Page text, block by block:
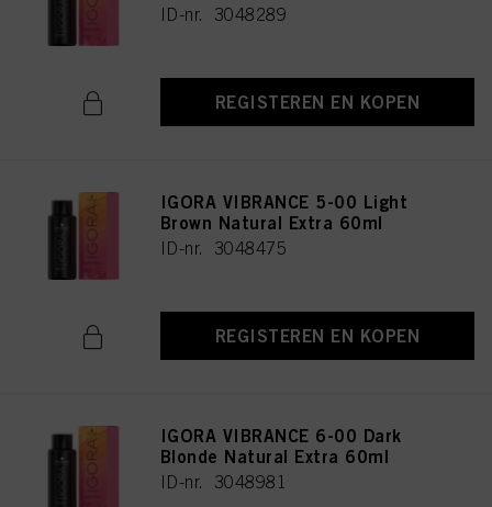
ID-nr. 3048289
REGISTEREN EN KOPEN
IGORA VIBRANCE 5-00 Light
Brown Natural Extra 60ml
ID-nr. 3048475
REGISTEREN EN KOPEN
IGORA VIBRANCE 6-00 Dark
Blonde Natural Extra 60ml
ID-nr. 3048981